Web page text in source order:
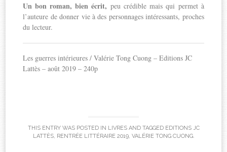
Un bon roman, bien écrit, peu crédible mais qui permet à
l’auteure de donner vie à des personnages intéressants, proches
du lecteur.
Les guerres intérieures / Valérie Tong Cuong – Editions JC
Lattès – août 2019 – 240p
THIS ENTRY WAS POSTED IN LIVRESAND TAGGED EDITIONS JC
LATTÈS, RENTRÉE LITTÉRAIRE 2019, VALÉRIE TONG CUONG.